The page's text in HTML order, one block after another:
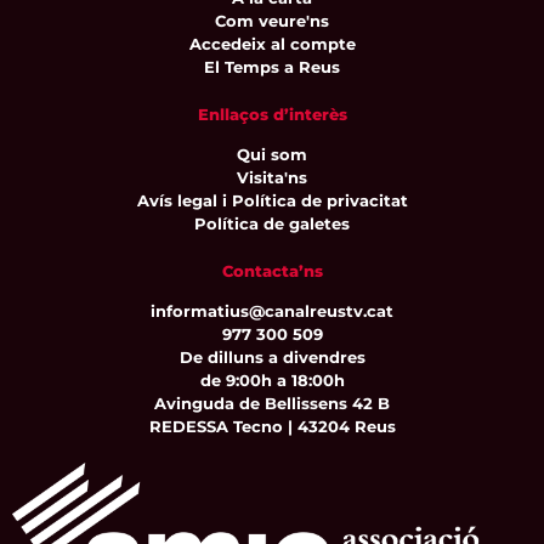
Com veure'ns
Accedeix al compte
El Temps a Reus
Enllaços d’interès
Qui som
Visita'ns
Avís legal i Política de privacitat
Política de galetes
Contacta’ns
informatius@canalreustv.cat
977 300 509
De dilluns a divendres
de 9:00h a 18:00h
Avinguda de Bellissens 42 B
REDESSA Tecno | 43204 Reus